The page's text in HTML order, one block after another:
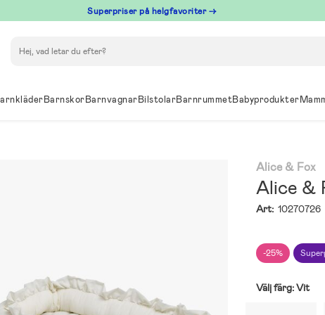
Superpriser på helgfavoriter →
BarnskorBarnvagnarBilstolarBarnrummetBabyprodukter
Alice & Fox
Alice &
Art: 10270726
-25%
Välj färg:Vit